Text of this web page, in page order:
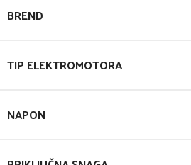
BREND
TIP ELEKTROMOTORA
NAPON